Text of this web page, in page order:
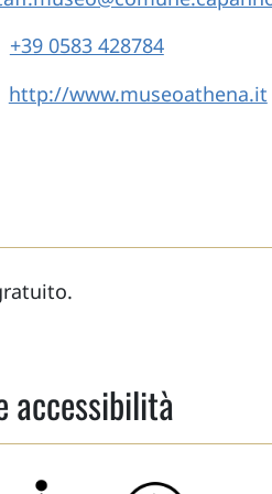
+39 0583 428784
http://www.museoathena.it
accessibilità